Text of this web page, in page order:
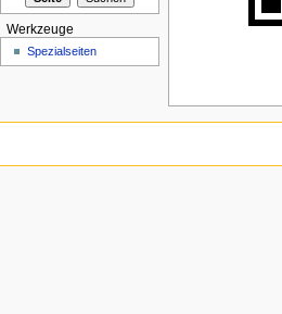
Werkzeuge
Spezialseiten